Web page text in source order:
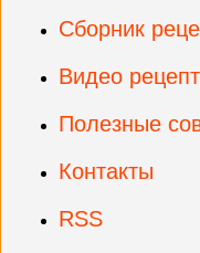
Сборник
Видео
Полезные
Контакты
RSS